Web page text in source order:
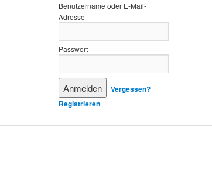
Benutzername oder E-Mail-
Adresse
Passwort
Vergessen?
Registrieren